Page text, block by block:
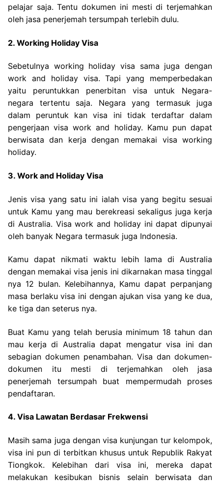
pelajar saja. Tentu dokumen ini mesti di terjemahkan
oleh jasa penerjemah tersumpah terlebih dulu.
2. Working Holiday Visa
Sebetulnya working holiday visa sama juga dengan
work and holiday visa. Tapi yang memperbedakan
yaitu peruntukkan penerbitan visa untuk Negara-
negara tertentu saja. Negara yang termasuk juga
dalam peruntuk kan visa ini tidak terdaftar dalam
pengerjaan visa work and holiday. Kamu pun dapat
berwisata dan kerja dengan memakai visa working
holiday.
3. Work and Holiday Visa
Jenis visa yang satu ini ialah visa yang begitu sesuai
untuk Kamu yang mau berekreasi sekaligus juga kerja
di Australia. Visa work and holiday ini dapat dipunyai
oleh banyak Negara termasuk juga Indonesia.
Kamu dapat nikmati waktu lebih lama di Australia
dengan memakai visa jenis ini dikarnakan masa tinggal
nya 12 bulan. Kelebihannya, Kamu dapat perpanjang
masa berlaku visa ini dengan ajukan visa yang ke dua,
ke tiga dan seterus nya.
Buat Kamu yang telah berusia minimum 18 tahun dan
mau kerja di Australia dapat mengatur visa ini dan
sebagian dokumen penambahan. Visa dan dokumen-
dokumen itu mesti di terjemahkan oleh jasa
penerjemah tersumpah buat mempermudah proses
pendaftaran.
4. Visa Lawatan Berdasar Frekwensi
Masih sama juga dengan visa kunjungan tur kelompok,
visa ini pun di terbitkan khusus untuk Republik Rakyat
Tiongkok. Kelebihan dari visa ini, mereka dapat
melakukan kesibukan bisnis selain berwisata dan